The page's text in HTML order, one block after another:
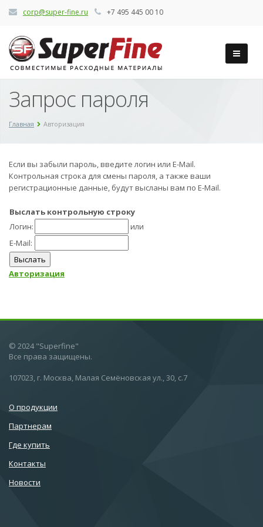
corp@super-fine.ru +7 495 445 00 10
Запрос пароля
Главная Авторизация
Если вы забыли пароль, введите логин или E-Mail.
Контрольная строка для смены пароля, а также ваши
регистрационные данные, будут высланы вам по E-Mail.
Выслать контрольную строку
Логин:
или
E-Mail:
Авторизация
© 2024 "Superfine"
Все права защищены.
107023, г. Москва, Малая Семёновская ул., 30, с.7
О продукции
Партнерам
Где купить
Контакты
Новости